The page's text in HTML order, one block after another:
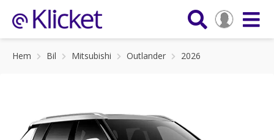
Hem Bil Mitsubishi Outlander 2026